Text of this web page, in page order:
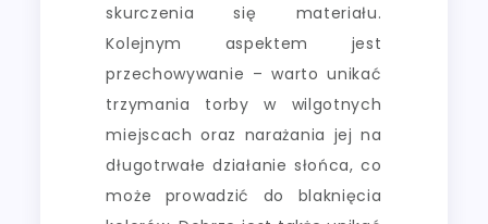
skurczenia się materiału.
Kolejnym aspektem jest
przechowywanie – warto unikać
trzymania torby w wilgotnych
miejscach oraz narażania jej na
długotrwałe działanie słońca, co
może prowadzić do blaknięcia